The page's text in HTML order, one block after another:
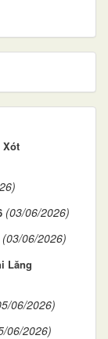
Xót
(03/06/2026)
(03/06/2026)
Lăng
06/2026)
06/2026)